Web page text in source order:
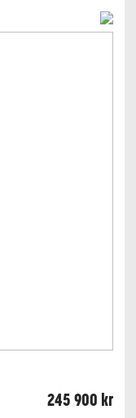
245 900 kr